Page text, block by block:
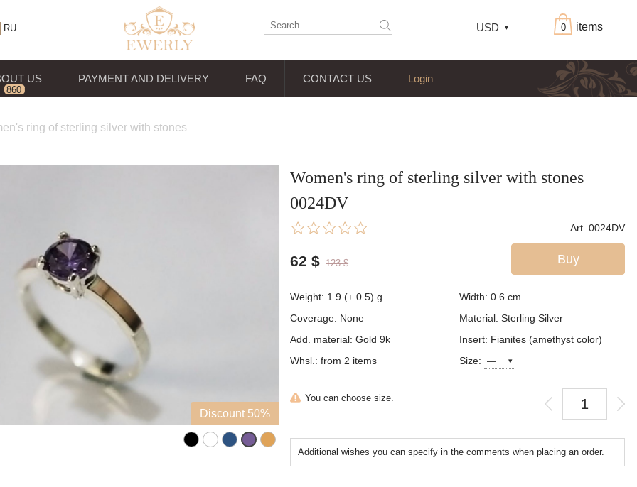
items
0
USD
RU
US
860 reviews
PAYMENT AND DELIVERY FAQ CONTACT US Login
ring of sterling silver with stones
Discount 50%
Women's ring of sterling silver with stones
0024DV
Art. 0024DV
Buy
62 $ 123 $
Weight: 1.9 (± 0.5) g Width: 0.6 cm
Coverage: None
Material: Sterling Silver
Add. material: Gold 9k
Insert: Fianites (amethyst color)
Whsl.: from 2 items
Size:
You can choose size.
Additional wishes you can specify in the comments when placing an order.